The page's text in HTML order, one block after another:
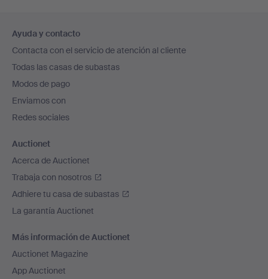
en
el
pie
de
página
Ayuda y contacto
Contacta con el servicio de atención al cliente
Todas las casas de subastas
Modos de pago
Enviamos con
Redes sociales
Auctionet
Acerca de Auctionet
Trabaja con nosotros
Adhiere tu casa de subastas
La garantía Auctionet
Más información de Auctionet
Auctionet Magazine
App Auctionet